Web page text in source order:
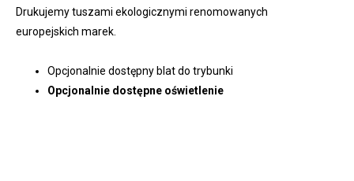
Drukujemy tuszami ekologicznymi renomowanych
europejskich marek.
Opcjonalnie dostępny blat do trybunki
Opcjonalnie dostępne oświetlenie